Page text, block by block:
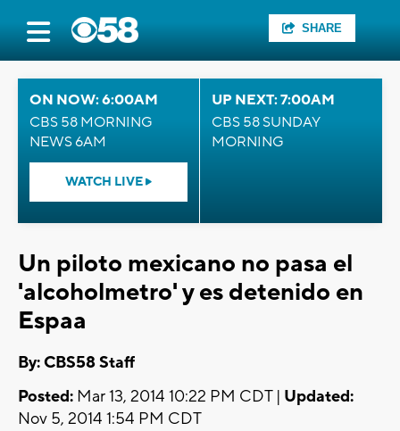
SHARE
ON NOW: 6:00AM
CBS 58 MORNING
NEWS 6AM
WATCH LIVE
UP NEXT: 7:00AM
CBS 58 SUNDAY
MORNING
Un piloto mexicano no pasa el
'alcoholmetro' y es detenido en
Espaa
By: CBS58 Staff
Posted: Mar 13, 2014 10:22 PM CDT | Updated:
Nov 5, 2014 1:54 PM CDT